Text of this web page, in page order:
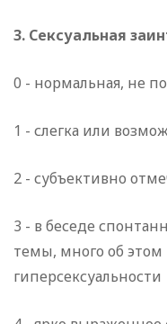
3. Сексуальная
0 - нормальная, не
1 - слегка или
2 - субъективно
3 - в беседе
темы, много об этом
гиперсексуальности